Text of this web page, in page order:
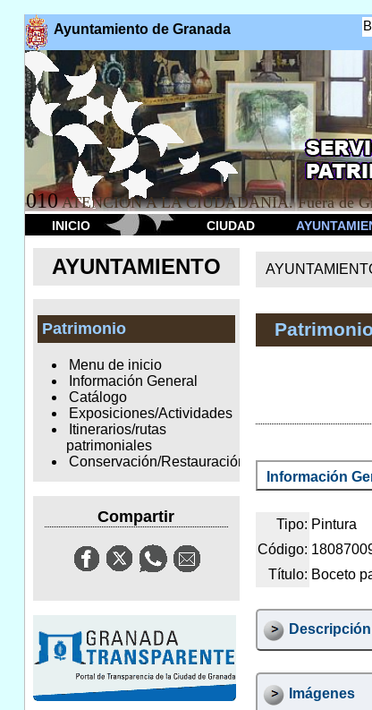
Ayuntamiento de Granada
010 ATENCION A LA CIUDADANÍA. Fuera de
INICIO CIUDAD
AYUNTAMIENTO
Patrimonio
Menu de inicio
Información General
Catálogo
Exposiciones/Actividades
Itinerarios/rutas
patrimoniales
Conservación/Restauración
Compartir
Patrimonio
Información
Tipo: Pintura
Código:
Título: Boceto
Descripción
Imágenes